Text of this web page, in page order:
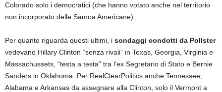
Colorado solo i democratici (che hanno votato anche nel territorio
non incorporato delle Samoa Americane).
Per quanto riguarda questi ultimi, i sondaggi condotti da Pollster
vedevano Hillary Clinton “senza rivali” in Texas, Georgia, Virginia e
Massachussets, “testa a testa” tra l’ex Segretario di Stato e Bernie
Sanders in Oklahoma. Per RealClearPolitics anche Tennessee,
Alabama e Arkansas da assegnare alla Clinton, solo il Vermont a